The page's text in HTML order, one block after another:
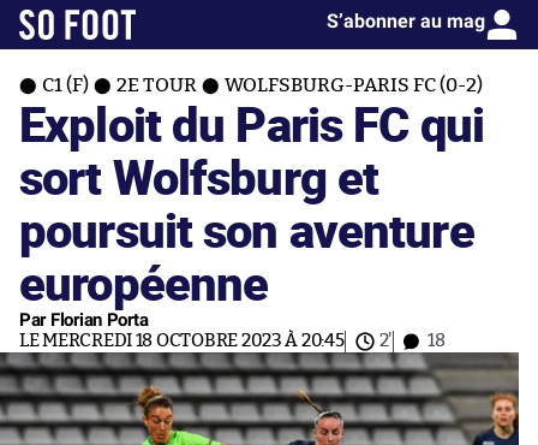
S’abonner au mag
C1 (F) 2E TOUR WOLFSBURG-PARIS FC (0-2)
Exploit du Paris FC qui
sort Wolfsburg et
poursuit son aventure
européenne
Par Florian Porta
LE MERCREDI 18 OCTOBRE 2023 À 20:45 2' 18